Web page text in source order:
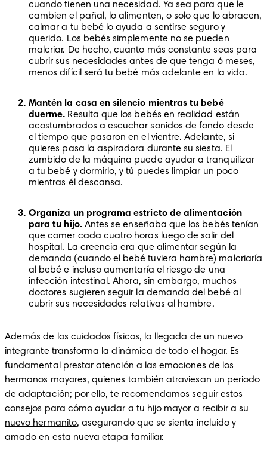
cuando tienen una necesidad. Ya sea para que le
cambien el pañal, lo alimenten, o solo que lo abracen,
calmar a tu bebé lo ayuda a sentirse seguro y
querido. Los bebés simplemente no se pueden
malcriar. De hecho, cuanto más constante seas para
cubrir sus necesidades antes de que tenga 6 meses,
menos difícil será tu bebé más adelante en la vida.
Mantén la casa en silencio mientras tu bebé
duerme. Resulta que los bebés en realidad están
acostumbrados a escuchar sonidos de fondo desde
el tiempo que pasaron en el vientre. Adelante, si
quieres pasa la aspiradora durante su siesta. El
zumbido de la máquina puede ayudar a tranquilizar
a tu bebé y dormirlo, y tú puedes limpiar un poco
mientras él descansa.
Organiza un programa estricto de alimentación
para tu hijo. Antes se enseñaba que los bebés tenían
que comer cada cuatro horas luego de salir del
hospital. La creencia era que alimentar según la
demanda (cuando el bebé tuviera hambre) malcriaría
al bebé e incluso aumentaría el riesgo de una
infección intestinal. Ahora, sin embargo, muchos
doctores sugieren seguir la demanda del bebé al
cubrir sus necesidades relativas al hambre.
Además de los cuidados físicos, la llegada de un nuevo
integrante transforma la dinámica de todo el hogar. Es
fundamental prestar atención a las emociones de los
hermanos mayores, quienes también atraviesan un periodo
consejos para cómo ayudar a tu hijo mayor a recibir a su
nuevo hermanito, asegurando que se sienta incluido y
amado en esta nueva etapa familiar.